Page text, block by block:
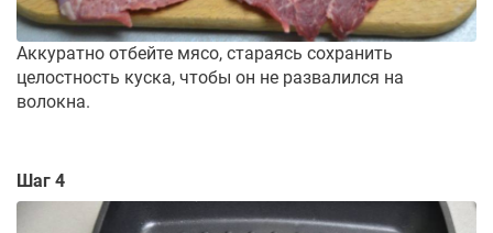
Аккуратно отбейте мясо, стараясь сохранить
целостность куска, чтобы он не развалился на
волокна.
Шаг 4